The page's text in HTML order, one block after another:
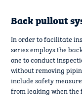
Back pullout
In order to facilitate
series employs the
one to conduct
without removing
include safety
from leaking when the